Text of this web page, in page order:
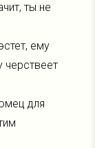
ты не
ему
черствеет
для